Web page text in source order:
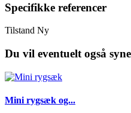
Specifikke referencer
Tilstand Ny
Du vil eventuelt også
Mini rygsæk og...